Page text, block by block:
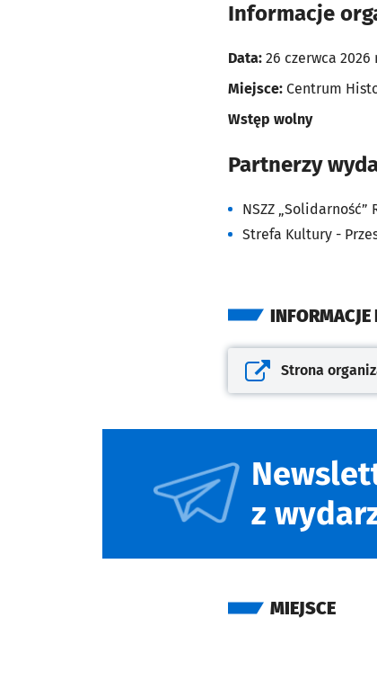
Informacje
Data: 26 czerwca 2026
Miejsce: Centrum
Wstęp wolny
Partnerzy
NSZZ „Solidarność”
Strefa Kultury -
Otwiera się w nowej
Strona
z
MIEJSCE